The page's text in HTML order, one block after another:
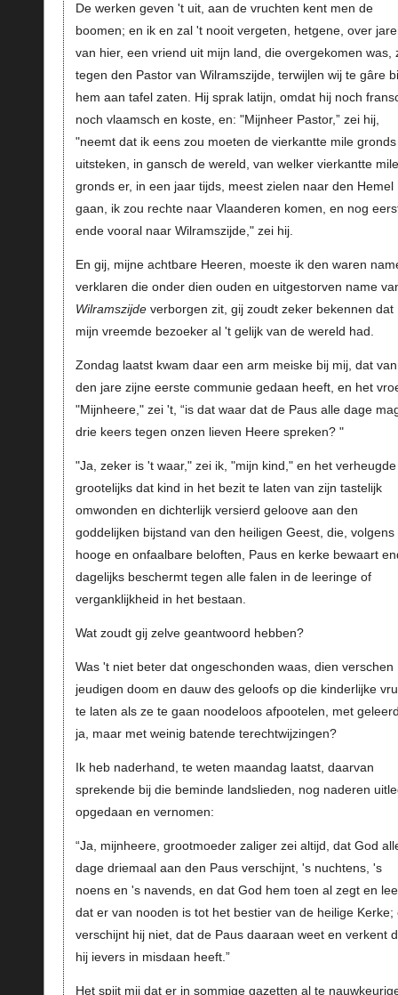
De werken geven 't uit, aan de vruchten kent men de
boomen; en ik en zal 't nooit vergeten, hetgene, over
van hier, een vriend uit mijn land, die overgekomen was,
tegen den Pastor van Wilramszijde, terwijlen wij te gâre
hem aan tafel zaten. Hij sprak latijn, omdat hij noch
noch vlaamsch en koste, en: "Mijnheer Pastor,” zei hij,
"neemt dat ik eens zou moeten de vierkantte mile gronds
uitsteken, in gansch de wereld, van welker vierkantte mile
gronds er, in een jaar tijds, meest zielen naar den Hemel
gaan, ik zou rechte naar Vlaanderen komen, en nog
ende vooral naar Wilramszijde," zei hij.
En gij, mijne achtbare Heeren, moeste ik den waren
verklaren die onder dien ouden en uitgestorven name
Wilramszijdeverborgen zit, gij zoudt zeker bekennen dat
mijn vreemde bezoeker al 't gelijk van de wereld had.
Zondag laatst kwam daar een arm meiske bij mij, dat van
den jare zijne eerste communie gedaan heeft, en het
"Mijnheere," zei 't, “is dat waar dat de Paus alle dage
drie keers tegen onzen lieven Heere spreken? "
"Ja, zeker is 't waar," zei ik, "mijn kind," en het
grootelijks dat kind in het bezit te laten van zijn tastelijk
omwonden en dichterlijk versierd geloove aan den
goddelijken bijstand van den heiligen Geest, die, volgens
hooge en onfaalbare beloften, Paus en kerke bewaart
dagelijks beschermt tegen alle falen in de leeringe of
verganklijkheid in het bestaan.
Wat zoudt gij zelve geantwoord hebben?
Was 't niet beter dat ongeschonden waas, dien verschen
jeudigen doom en dauw des geloofs op die kinderlijke
te laten als ze te gaan noodeloos afpootelen, met
ja, maar met weinig batende terechtwijzingen?
Ik heb naderhand, te weten maandag laatst, daarvan
sprekende bij die beminde landslieden, nog naderen
opgedaan en vernomen:
“Ja, mijnheere, grootmoeder zaliger zei altijd, dat God
dage driemaal aan den Paus verschijnt, 's nuchtens, 's
noens en 's navends, en dat God hem toen al zegt en
dat er van nooden is tot het bestier van de heilige Kerke;
verschijnt hij niet, dat de Paus daaraan weet en verkent
hij ievers in misdaan heeft.”
Het spijt mij dat er in sommige gazetten al te